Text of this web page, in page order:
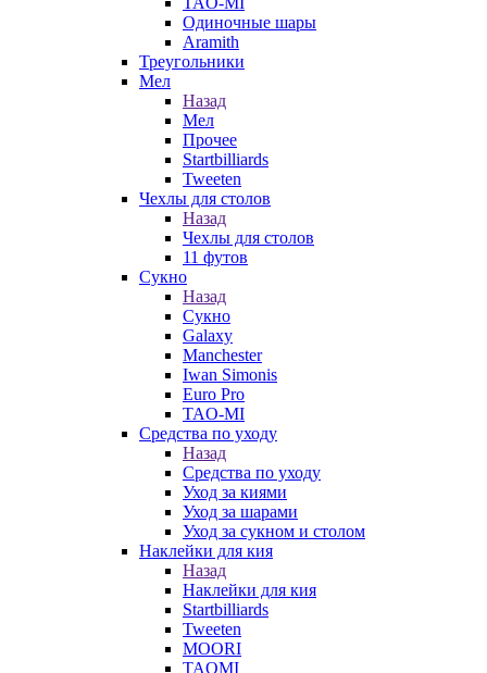
Одиночные шары
Aramith
Треугольники
Мел
Назад
Мел
Прочее
Startbilliards
Tweeten
Чехлы для столов
Назад
Чехлы для столов
11 футов
Сукно
Назад
Сукно
Galaxy
Manchester
Iwan Simonis
Euro Pro
TAO-MI
Средства по уходу
Назад
Средства по уходу
Уход за киями
Уход за шарами
Уход за сукном и столом
Наклейки для кия
Назад
Наклейки для кия
Startbilliards
Tweeten
MOORI
TAOMI